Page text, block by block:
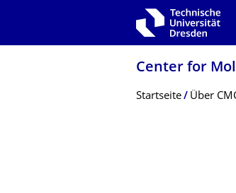
Zur Hauptnavigation springen
Center for
Breadcrumb-Menü
Startseite Über